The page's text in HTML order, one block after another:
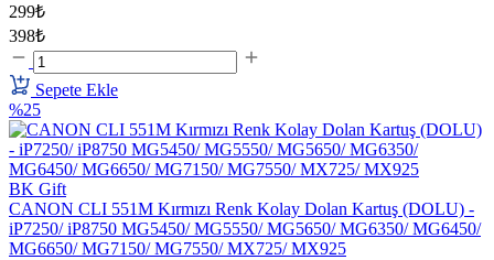
299₺
398₺
Sepete Ekle
%25
BK Gift
CANON CLI 551M Kırmızı Renk Kolay Dolan Kartuş (DOLU) -
iP7250/ iP8750 MG5450/ MG5550/ MG5650/ MG6350/ MG6450/
MG6650/ MG7150/ MG7550/ MX725/ MX925